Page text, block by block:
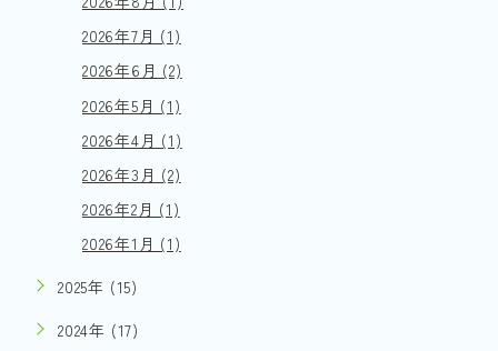
2026年7月 (1)
2026年6月 (2)
2026年5月 (1)
2026年4月 (1)
2026年3月 (2)
2026年2月 (1)
2026年1月 (1)
2025年 (15)
2024年 (17)